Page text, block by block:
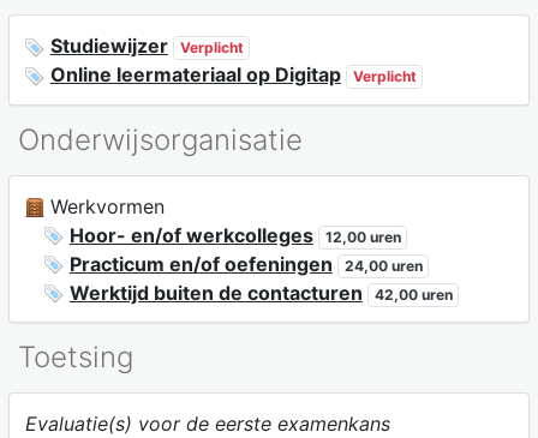
Studiewijzer Verplicht
Online leermateriaal op Digitap Verplicht
Onderwijsorganisatie
Werkvormen
Hoor- en/of werkcolleges
12,00 uren
Practicum en/of oefeningen 24,00 uren
Werktijd buiten de contacturen 42,00 uren
Toetsing
Evaluatie(s) voor de eerste examenkans